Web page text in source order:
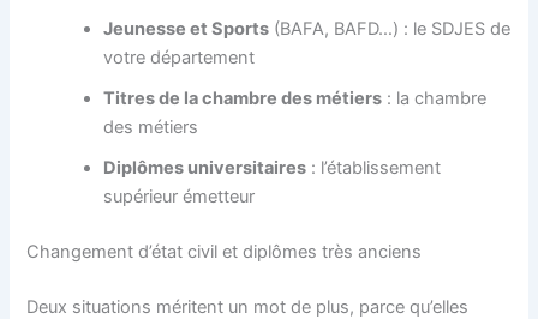
Jeunesse et Sports (BAFA, BAFD…) : le SDJES de
votre département
Titres de la chambre des métiers : la chambre
des métiers
Diplômes universitaires : l’établissement
supérieur émetteur
Changement d’état civil et diplômes très anciens
Deux situations méritent un mot de plus, parce qu’elles